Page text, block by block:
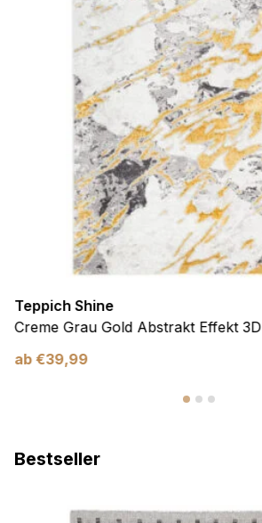
Teppich Shine
Creme Grau Gold Abstrakt Effekt 3D
ab €39,99
Bestseller